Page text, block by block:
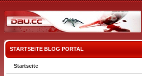
STARTSEITE BLOG PORTAL
Startseite